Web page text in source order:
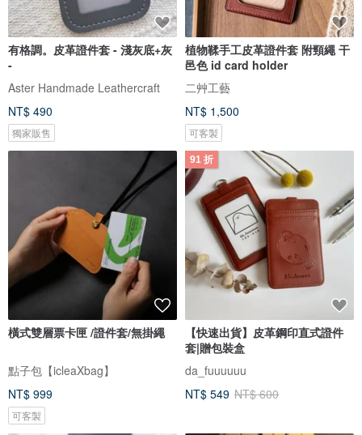
有格調。皮革證件套 - 淺灰底+灰
-
Aster Handmade Leathercraft
NT$ 490
獨家販售
植物鞣手工皮革證件套 附頸繩 干
邑色 id card holder
二艸工藝
NT$ 1,500
可客製
橫式雙層票卡匣 /證件套/無掛繩
點子包【icleaXbag】
NT$ 999
可客製
91 折
【快速出貨】皮革鋼印直式證件
套|贈包裝盒
da_fuuuuuu
NT$ 549 NT$ 600